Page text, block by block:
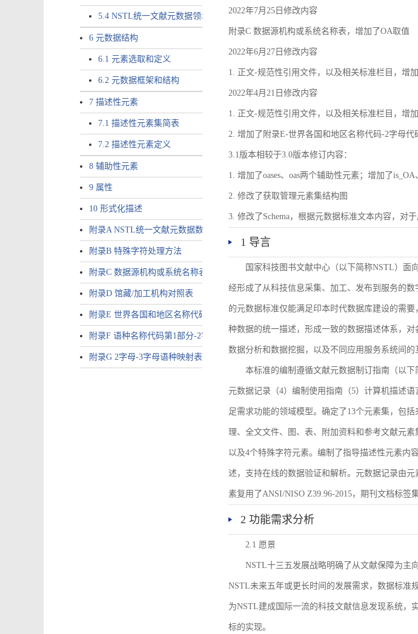
5.4 NSTL统一文献元数据领域模型的验证
6 元数据结构
6.1 元素选取和定义
6.2 元数据框架和结构
7 描述性元素
7.1 描述性元素集简表
7.2 描述性元素定义
8 辅助性元素
9 属性
10 形式化描述
附录A NSTL统一文献元数据数据唯一标识符规则
附录B 特殊字符处理方法
附录C 数据源机构或系统名称表
附录D 馆藏/加工机构对照表
附录E 世界各国和地区名称代码-2字母代码（GB/T 2659-2000等同ISO 3166-1）
附录F 语种名称代码第1部分-2字母代码（GB/T 4880.1-2005等同ISO 639-1）
附录G 2字母-3字母语种映射表
2022年7月25日修改内容
附录C 数据源机构或系统名称表，增加了OA取值
2022年6月27日修改内容
1. 正文-规范性引用文件，以及相关标准栏目，增
2022年4月21日修改内容
1. 正文-规范性引用文件，以及相关标准栏目，增
2. 增加了附录E-世界各国和地区名称代码-2字母代
3.1版本相较于3.0版本修订内容：
1. 增加了oases、oas两个辅助性元素；增加了
2. 修改了获取管理元素集结构图
3. 修改了Schema，根据元数据标准文本内容，对
1 导言
国家科技图书文献中心（以下简称NSTL）面
经形成了从科技信息采集、加工、发布到服务的
的元数据标准仅能满足印本时代数据库建设的需
种数据的统一描述，形成一致的数据描述体系，
数据分析和数据挖掘，以及不同应用服务系统间的
本标准的编制遵循文献元数据制订指南（以
元数据记录（4）编制使用指南（5）计算机描述
足需求功能的领域模型。确定了13个元素集，包
理、全文文件、图、表、附加资料和参考文献元
以及4个特殊字符元素。编制了指导描述性元素内
述，支持在线的数据验证和解析。元数据记录由
素复用了ANSI/NISO Z39.96-2015，期刊文档标签
2 功能需求分析
2.1 愿景
NSTL十三五发展战略明确了从文献保障为主
NSTL未来五年或更长时间的发展需求，数据标准
为NSTL建成国际一流的科技文献信息发现系统，
标的实现。